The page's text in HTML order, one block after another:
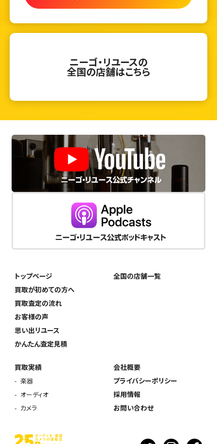
ニーゴ・リユースの
全国の店舗はこちら
トップページ
買取が初めての方へ
買取査定の流れ
お客様の声
思い出リユース
かんたん査定見積
全国の店舗一覧
買取実績
楽器
オーディオ
カメラ
会社概要
プライバシーポリシー
採用情報
お問い合わせ